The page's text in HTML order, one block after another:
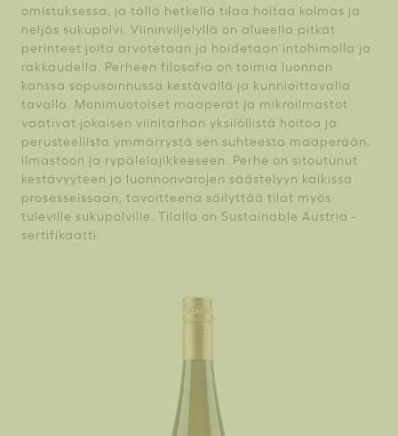
omistuksessa, ja tällä hetkellä tilaa hoitaa kolmas ja
neljäs sukupolvi. Viininviljelyllä on alueella pitkät
perinteet joita arvotetaan ja hoidetaan intohimolla ja
rakkaudella. Perheen filosofia on toimia luonnon
kanssa sopusoinnussa kestävällä ja kunnioittavalla
tavalla. Monimuotoiset maaperät ja mikroilmastot
vaativat jokaisen viinitarhan yksilöllistä hoitoa ja
perusteellista ymmärrystä sen suhteesta maaperään,
ilmastoon ja rypälelajikkeeseen. Perhe on sitoutunut
kestävyyteen ja luonnonvarojen säästelyyn kaikissa
prosesseissaan, tavoitteena säilyttää tilat myös
tuleville sukupolville. Tilalla on Sustainable Austria -
sertifikaatti.